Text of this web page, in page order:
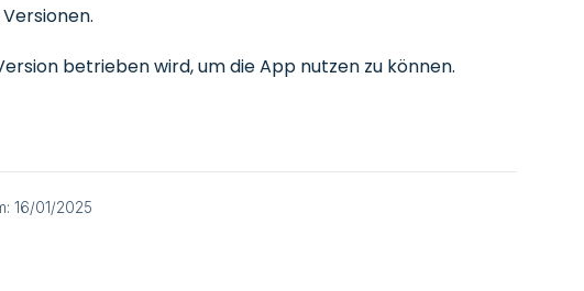
betrieben wird, um die App nutzen zu können.
16/01/2025